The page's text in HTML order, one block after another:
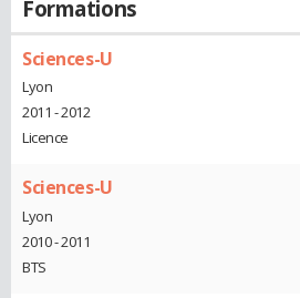
Formations
Sciences-U
Lyon
2011 - 2012
Licence
Sciences-U
Lyon
2010 - 2011
BTS